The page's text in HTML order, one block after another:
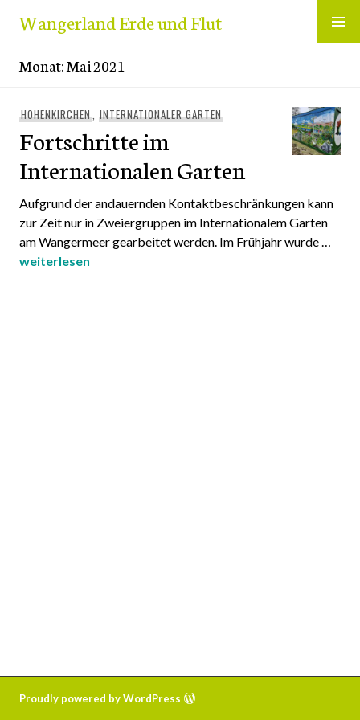
InhaltWangerland Erde und Flut
Monat:Mai 2021
HOHENKIRCHEN, INTERNATIONALER GARTEN
Fortschritte im
Internationalen Garten
Aufgrund der andauernden Kontaktbeschränkungen kann
zur Zeit nur in Zweiergruppen im Internationalem Garten
am Wangermeer gearbeitet werden. Im Frühjahr wurde …
Fortschritte im Internationalen Garten
weiterlesen
Proudly powered by WordPress